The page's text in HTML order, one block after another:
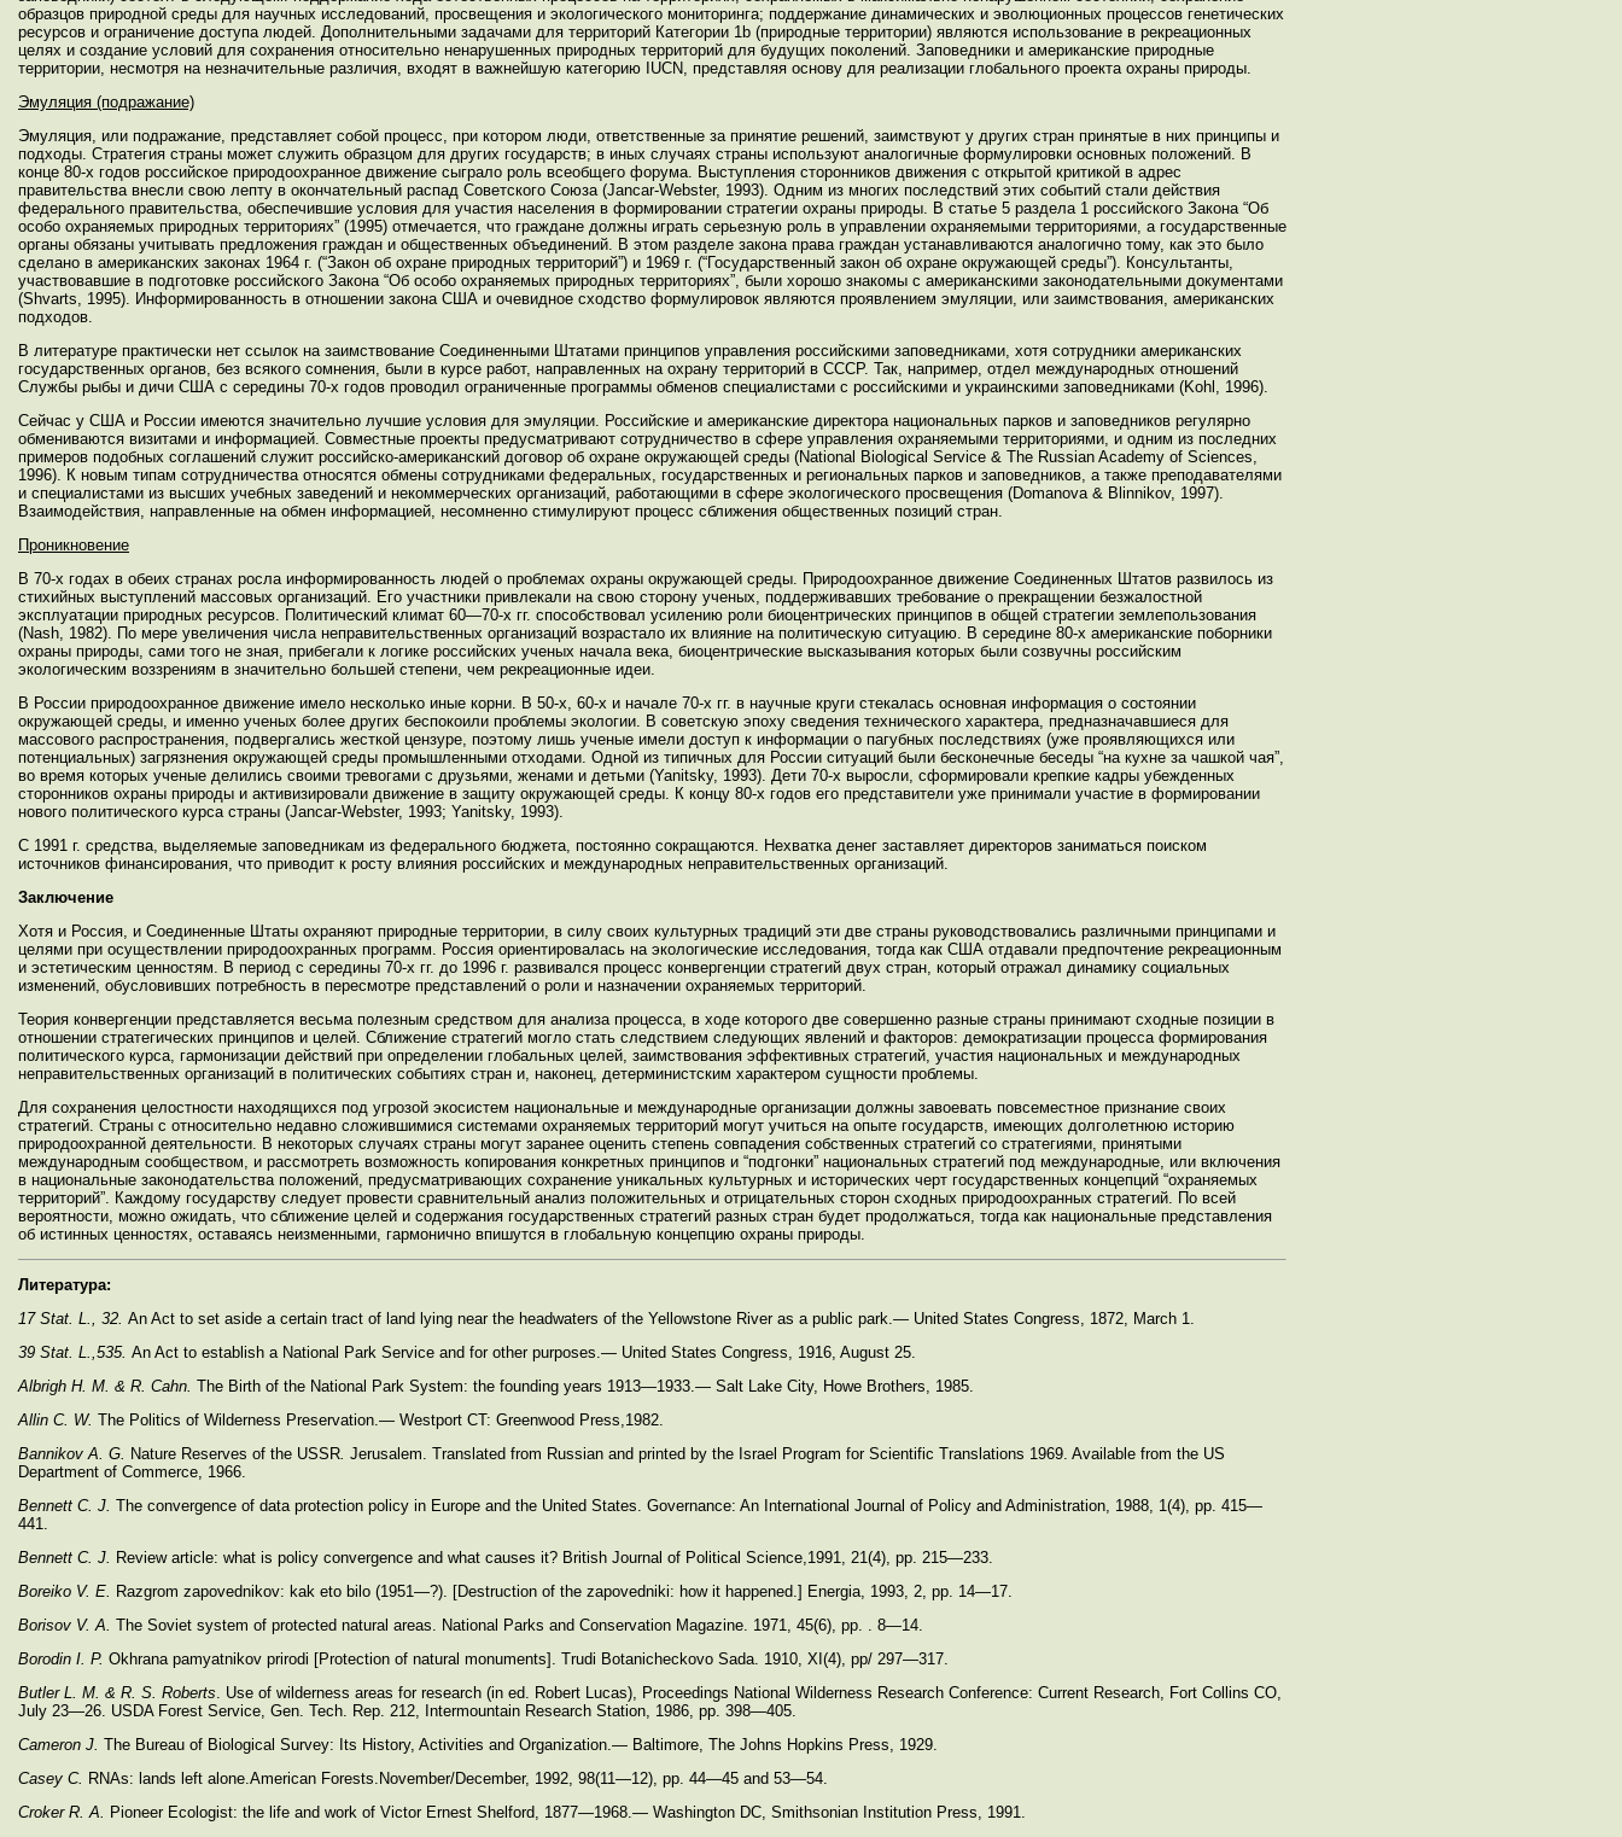
образцов природной среды для научных исследований, просвещения и экологического мониторинга; поддержание динамических и эволюционных процессов генетических
ресурсов и ограничение доступа людей. Дополнительными задачами для территорий Категории 1b (природные территории) являются использование в рекреационных
целях и создание условий для сохранения относительно ненарушенных природных территорий для будущих поколений. Заповедники и американские природные
территории, несмотря на незначительные различия, входят в важнейшую категорию IUCN, представляя основу для реализации глобального проекта охраны природы.
Эмуляция (подражание)
Эмуляция, или подражание, представляет собой процесс, при котором люди, ответственные за принятие решений, заимствуют у других стран принятые в них принципы и
подходы. Стратегия страны может служить образцом для других государств; в иных случаях страны используют аналогичные формулировки основных положений. В
конце 80-х годов российское природоохранное движение сыграло роль всеобщего форума. Выступления сторонников движения с открытой критикой в адрес
правительства внесли свою лепту в окончательный распад Советского Союза (Jancar-Webster, 1993). Одним из многих последствий этих событий стали действия
федерального правительства, обеспечившие условия для участия населения в формировании стратегии охраны природы. В статье 5 раздела 1 российского Закона “Об
особо охраняемых природных территориях” (1995) отмечается, что граждане должны играть серьезную роль в управлении охраняемыми территориями, а государственные
органы обязаны учитывать предложения граждан и общественных объединений. В этом разделе закона права граждан устанавливаются аналогично тому, как это было
сделано в американских законах 1964 г. (“Закон об охране природных территорий”) и 1969 г. (“Государственный закон об охране окружающей среды”). Консультанты,
участвовавшие в подготовке российского Закона “Об особо охраняемых природных территориях”, были хорошо знакомы с американскими законодательными документами
(Shvarts, 1995). Информированность в отношении закона США и очевидное сходство формулировок являются проявлением эмуляции, или заимствования, американских
подходов.
В литературе практически нет ссылок на заимствование Соединенными Штатами принципов управления российскими заповедниками, хотя сотрудники американских
государственных органов, без всякого сомнения, были в курсе работ, направленных на охрану территорий в СССР. Так, например, отдел международных отношений
Службы рыбы и дичи США с середины 70-х годов проводил ограниченные программы обменов специалистами с российскими и украинскими заповедниками (Kohl, 1996).
Сейчас у США и России имеются значительно лучшие условия для эмуляции. Российские и американские директора национальных парков и заповедников регулярно
обмениваются визитами и информацией. Совместные проекты предусматривают сотрудничество в сфере управления охраняемыми территориями, и одним из последних
примеров подобных соглашений служит российско-американский договор об охране окружающей среды (National Biological Service & The Russian Academy of Sciences,
1996). К новым типам сотрудничества относятся обмены сотрудниками федеральных, государственных и региональных парков и заповедников, а также преподавателями
и специалистами из высших учебных заведений и некоммерческих организаций, работающими в сфере экологического просвещения (Domanova & Blinnikov, 1997).
Взаимодействия, направленные на обмен информацией, несомненно стимулируют процесс сближения общественных позиций стран.
Проникновение
В 70-х годах в обеих странах росла информированность людей о проблемах охраны окружающей среды. Природоохранное движение Соединенных Штатов развилось из
стихийных выступлений массовых организаций. Его участники привлекали на свою сторону ученых, поддерживавших требование о прекращении безжалостной
эксплуатации природных ресурсов. Политический климат 60—70-х гг. способствовал усилению роли биоцентрических принципов в общей стратегии землепользования
(Nash, 1982). По мере увеличения числа неправительственных организаций возрастало их влияние на политическую ситуацию. В середине 80-х американские поборники
охраны природы, сами того не зная, прибегали к логике российских ученых начала века, биоцентрические высказывания которых были созвучны российским
экологическим воззрениям в значительно большей степени, чем рекреационные идеи.
В России природоохранное движение имело несколько иные корни. В 50-х, 60-х и начале 70-х гг. в научные круги стекалась основная информация о состоянии
окружающей среды, и именно ученых более других беспокоили проблемы экологии. В советскую эпоху сведения технического характера, предназначавшиеся для
массового распространения, подвергались жесткой цензуре, поэтому лишь ученые имели доступ к информации о пагубных последствиях (уже проявляющихся или
потенциальных) загрязнения окружающей среды промышленными отходами. Одной из типичных для России ситуаций были бесконечные беседы “на кухне за чашкой чая”,
во время которых ученые делились своими тревогами с друзьями, женами и детьми (Yanitsky, 1993). Дети 70-х выросли, сформировали крепкие кадры убежденных
сторонников охраны природы и активизировали движение в защиту окружающей среды. К концу 80-х годов его представители уже принимали участие в формировании
нового политического курса страны (Jancar-Webster, 1993; Yanitsky, 1993).
С 1991 г. средства, выделяемые заповедникам из федерального бюджета, постоянно сокращаются. Нехватка денег заставляет директоров заниматься поиском
источников финансирования, что приводит к росту влияния российских и международных неправительственных организаций.
Заключение
Хотя и Россия, и Соединенные Штаты охраняют природные территории, в силу своих культурных традиций эти две страны руководствовались различными принципами и
целями при осуществлении природоохранных программ. Россия ориентировалась на экологические исследования, тогда как США отдавали предпочтение рекреационным
и эстетическим ценностям. В период с середины 70-х гг. до 1996 г. развивался процесс конвергенции стратегий двух стран, который отражал динамику социальных
изменений, обусловивших потребность в пересмотре представлений о роли и назначении охраняемых территорий.
Теория конвергенции представляется весьма полезным средством для анализа процесса, в ходе которого две совершенно разные страны принимают сходные позиции в
отношении стратегических принципов и целей. Сближение стратегий могло стать следствием следующих явлений и факторов: демократизации процесса формирования
политического курса, гармонизации действий при определении глобальных целей, заимствования эффективных стратегий, участия национальных и международных
неправительственных организаций в политических событиях стран и, наконец, детерминистским характером сущности проблемы.
Для сохранения целостности находящихся под угрозой экосистем национальные и международные организации должны завоевать повсеместное признание своих
стратегий. Страны с относительно недавно сложившимися системами охраняемых территорий могут учиться на опыте государств, имеющих долголетнюю историю
природоохранной деятельности. В некоторых случаях страны могут заранее оценить степень совпадения собственных стратегий со стратегиями, принятыми
международным сообществом, и рассмотреть возможность копирования конкретных принципов и “подгонки” национальных стратегий под международные, или включения
в национальные законодательства положений, предусматривающих сохранение уникальных культурных и исторических черт государственных концепций “охраняемых
территорий”. Каждому государству следует провести сравнительный анализ положительных и отрицательных сторон сходных природоохранных стратегий. По всей
вероятности, можно ожидать, что сближение целей и содержания государственных стратегий разных стран будет продолжаться, тогда как национальные представления
об истинных ценностях, оставаясь неизменными, гармонично впишутся в глобальную концепцию охраны природы.
Литература:
17 Stat. L., 32. An Act to set aside a certain tract of land lying near the headwaters of the Yellowstone River as a public park.— United States Congress, 1872, March 1.
39 Stat. L.,535. An Act to establish a National Park Service and for other purposes.— United States Congress, 1916, August 25.
Albrigh H. M. & R. Cahn. The Birth of the National Park System: the founding years 1913—1933.— Salt Lake City, Howe Brothers, 1985.
Allin C. W. The Politics of Wilderness Preservation.— Westport CT: Greenwood Press,1982.
Bannikov A. G. Nature Reserves of the USSR. Jerusalem. Translated from Russian and printed by the Israel Program for Scientific Translations 1969. Available from the US
Department of Commerce, 1966.
Bennett C. J. The convergence of data protection policy in Europe and the United States. Governance: An International Journal of Policy and Administration, 1988, 1(4), pp. 415—
441.
Bennett C. J. Review article: what is policy convergence and what causes it? British Journal of Political Science,1991, 21(4), pp. 215—233.
Boreiko V. E. Razgrom zapovednikov: kak eto bilo (1951—?). [Destruction of the zapovedniki: how it happened.] Energia, 1993, 2, pp. 14—17.
Borisov V. A. The Soviet system of protected natural areas. National Parks and Conservation Magazine. 1971, 45(6), pp. . 8—14.
Borodin I. P. Okhrana pamyatnikov prirodi [Protection of natural monuments]. Trudi Botanicheckovo Sada. 1910, XI(4), pp/ 297—317.
Butler L. M. & R. S. Roberts. Use of wilderness areas for research (in ed. Robert Lucas), Proceedings National Wilderness Research Conference: Current Research, Fort Collins CO,
July 23—26. USDA Forest Service, Gen. Tech. Rep. 212, Intermountain Research Station, 1986, pp. 398—405.
Cameron J. The Bureau of Biological Survey: Its History, Activities and Organization.— Baltimore, The Johns Hopkins Press, 1929.
Casey C. RNAs: lands left alone.American Forests.November/December, 1992, 98(11—12), pp. 44—45 and 53—54.
Croker R. A. Pioneer Ecologist: the life and work of Victor Ernest Shelford, 1877—1968.— Washington DC, Smithsonian Institution Press, 1991.